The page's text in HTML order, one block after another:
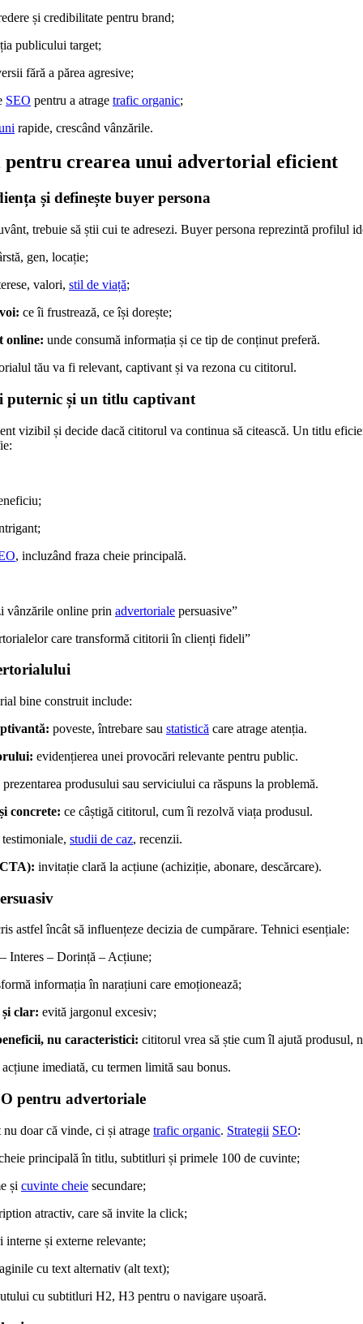
și credibilitate pentru brand;
publicului target;
fără a părea agresive;
SEO pentru a atrage trafic organic;
rapide, crescând vânzările.
pentru crearea unui advertorial eficient
și definește buyer persona
trebuie să știi cui te adresezi. Buyer persona reprezintă profilul
gen, locație;
valori, stil de viață;
ce îi frustrează, ce își dorește;
online: unde consumă informația și ce tip de conținut preferă.
tău va fi relevant, captivant și va rezona cu cititorul.
puternic și un titlu captivant
vizibil și decide dacă cititorul va continua să citească. Un titlu
, incluzând fraza cheie principală.
vânzările online prin advertoriale persuasive”
care transformă cititorii în clienți fideli”
bine construit include:
poveste, întrebare sau statistică care atrage atenția.
evidențierea unei provocări relevante pentru public.
prezentarea produsului sau serviciului ca răspuns la problemă.
concrete: ce câștigă cititorul, cum îi rezolvă viața produsul.
testimoniale, studii de caz, recenzii.
invitație clară la acțiune (achiziție, abonare, descărcare).
astfel încât să influențeze decizia de cumpărare. Tehnici esențiale:
Interes – Dorință – Acțiune;
informația în narațiuni care emoționează;
clar: evită jargonul excesiv;
nu caracteristici: cititorul vrea să știe cum îl ajută produsul,
acțiune imediată, cu termen limită sau bonus.
pentru advertoriale
doar că vinde, ci și atrage trafic organic. Strategii SEO:
principală în titlu, subtitluri și primele 100 de cuvinte;
și cuvinte cheie secundare;
atractiv, care să invite la click;
interne și externe relevante;
cu text alternativ (alt text);
cu subtitluri H2, H3 pentru o navigare ușoară.